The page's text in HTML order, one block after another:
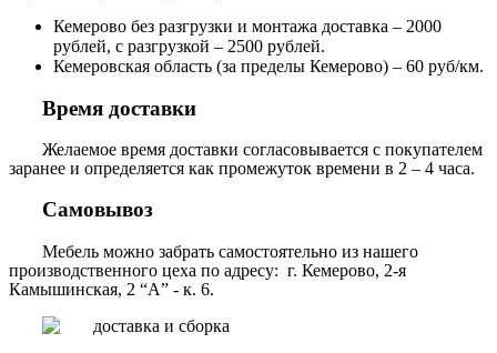
Кемерово без разгрузки и монтажа доставка – 2000
рублей, с разгрузкой – 2500 рублей.
Кемеровская область (за пределы Кемерово) – 60 руб/км.
Время доставки
Желаемое время доставки согласовывается с покупателем
заранее и определяется как промежуток времени в 2 – 4 часа.
Самовывоз
Мебель можно забрать самостоятельно из нашего
производственного цеха по адресу: г. Кемерово, 2-я
Камышинская, 2 “А” - к. 6.